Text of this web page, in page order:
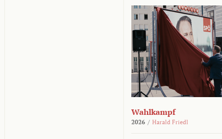
Wahlkampf
2026 / Harald Friedl